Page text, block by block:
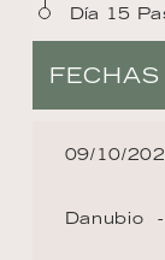
Día 15
FECHAS
09/10/
Danubio